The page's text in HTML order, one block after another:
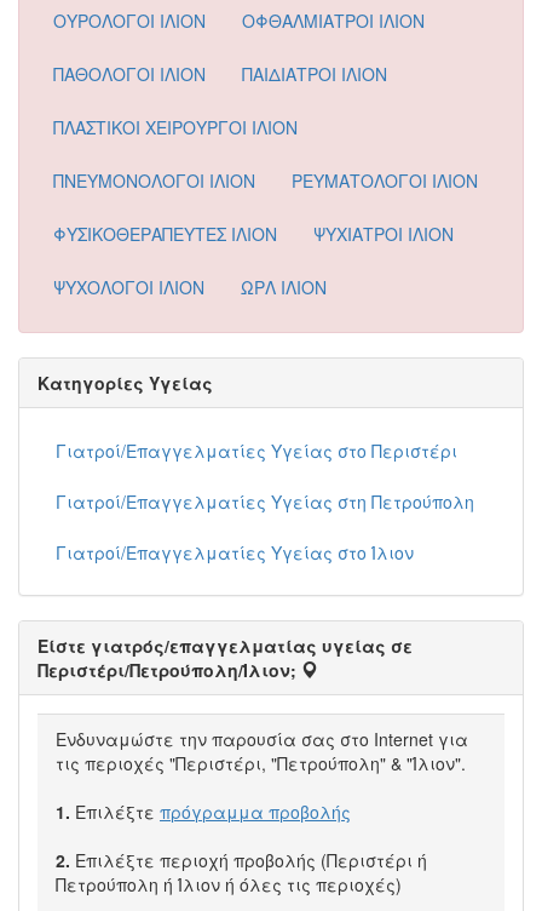
ΟΥΡΟΛΟΓΟΙ ΙΛΙΟΝ ΟΦΘΑΛΜΙΑΤΡΟΙ ΙΛΙΟΝ
ΠΑΘΟΛΟΓΟΙ ΙΛΙΟΝ ΠΑΙΔΙΑΤΡΟΙ ΙΛΙΟΝ
ΠΛΑΣΤΙΚΟΙ ΧΕΙΡΟΥΡΓΟΙ ΙΛΙΟΝ
ΠΝΕΥΜΟΝΟΛΟΓΟΙ ΙΛΙΟΝ ΡΕΥΜΑΤΟΛΟΓΟΙ ΙΛΙΟΝ
ΦΥΣΙΚΟΘΕΡΑΠΕΥΤΕΣ ΙΛΙΟΝ ΨΥΧΙΑΤΡΟΙ ΙΛΙΟΝ
ΨΥΧΟΛΟΓΟΙ ΙΛΙΟΝ ΩΡΛ ΙΛΙΟΝ
Κατηγορίες Υγείας
Γιατροί/Επαγγελματίες Υγείας στο Περιστέρι
Γιατροί/Επαγγελματίες Υγείας στη Πετρούπολη
Γιατροί/Επαγγελματίες Υγείας στο Ίλιον
Είστε γιατρός/επαγγελματίας υγείας σε
Περιστέρι/Πετρούπολη/Ίλιον;
Ενδυναμώστε την παρουσία σας στο Internet για
τις περιοχές "Περιστέρι, "Πετρούπολη" & "Ίλιον".
1. Επιλέξτε πρόγραμμα προβολής
2. Επιλέξτε περιοχή προβολής (Περιστέρι ή
Πετρούπολη ή Ίλιον ή όλες τις περιοχές)